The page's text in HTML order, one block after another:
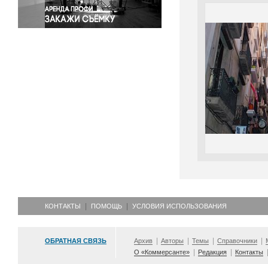
КОНТАКТЫ ПОМОЩЬ УСЛОВИЯ ИСПОЛЬЗОВАНИЯ
ОБРАТНАЯ СВЯЗЬ Архив Авторы Темы Справочники
О «Коммерсанте»
Редакция Контакты